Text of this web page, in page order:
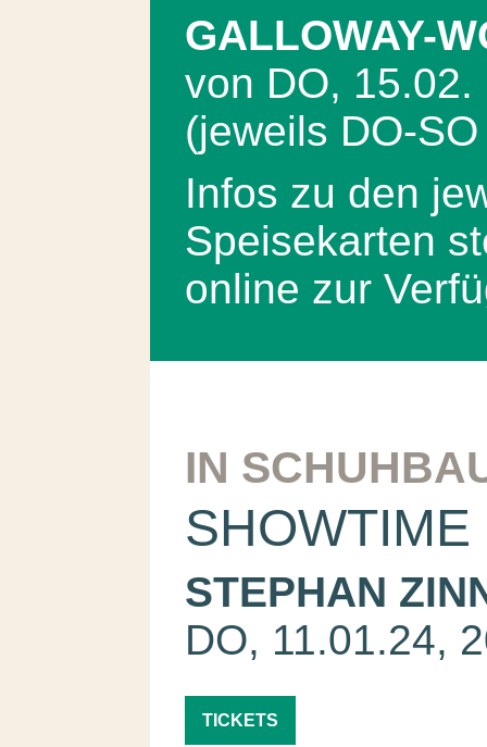
GALLOWAY-
von DO,
(jeweils DO-
Infos zu den
Speisekarten
online zur
IN
SHOWTIME
STEPHAN
DO, 11.01.24,
TICKETS